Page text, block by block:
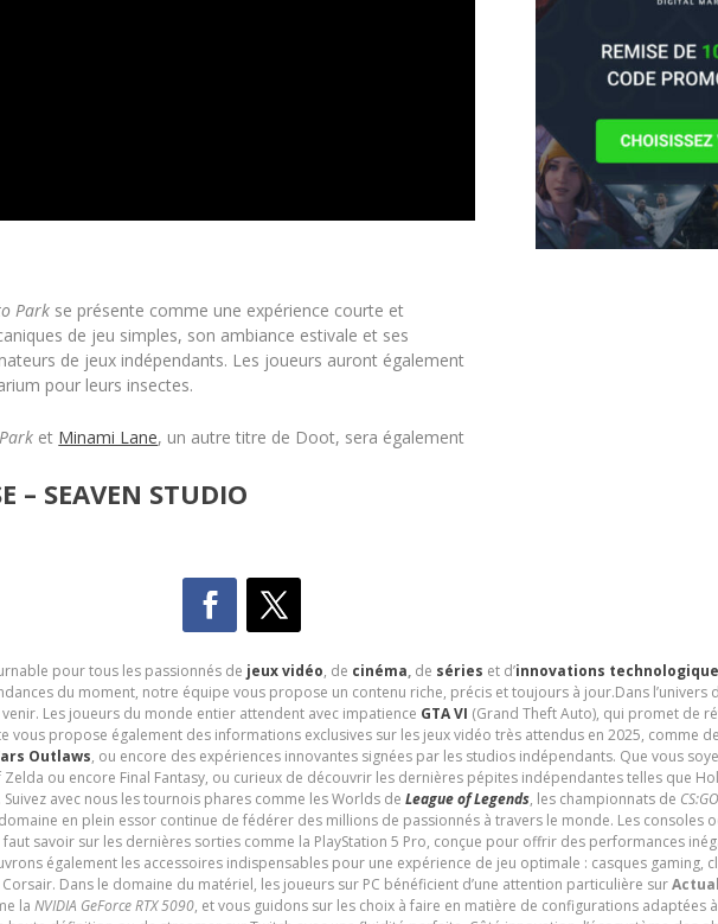
Park se présente comme une expérience courte et
de jeu simples, son ambiance estivale et ses
de jeux indépendants. Les joueurs auront également
pour leurs insectes.
et Minami Lane, un autre titre de Doot, sera également
– SEAVEN STUDIO
pour tous les passionnés de jeux vidéo, de cinéma,de séries et d’innovations
du moment, notre équipe vous propose un contenu riche, précis et toujours à jour.Dans l’univers
Les joueurs du monde entier attendent avec impatience GTA VI (Grand Theft Auto), qui promet de
propose également des informations exclusives sur les jeux vidéo très attendus en 2025, comme
Outlaws, ou encore des expériences innovantes signées par les studios indépendants. Que vous
Zelda ou encore Final Fantasy, ou curieux de découvrir les dernières pépites indépendantes telles que
avec nous les tournois phares comme les Worlds de League of Legends, les championnats de CS:GO
en plein essor continue de fédérer des millions de passionnés à travers le monde. Les consoles
savoir sur les dernières sorties comme la PlayStation 5 Pro, conçue pour offrir des performances
également les accessoires indispensables pour une expérience de jeu optimale : casques gaming,
Dans le domaine du matériel, les joueurs sur PC bénéficient d’une attention particulière sur
la NVIDIA GeForce RTX 5090, et vous guidons sur les choix à faire en matière de configurations adaptées à